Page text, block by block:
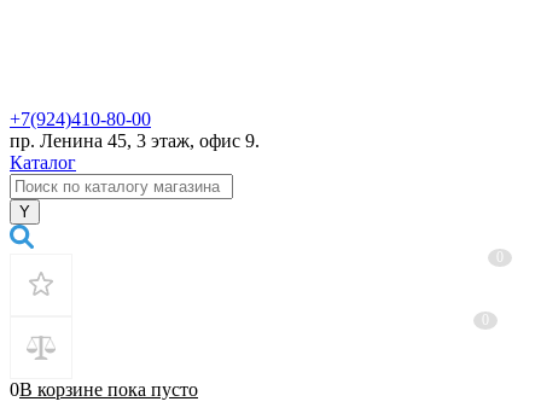
+7(924)410-80-00
пр. Ленина 45, 3 этаж, офис 9.
Каталог
0В корзине пока пусто